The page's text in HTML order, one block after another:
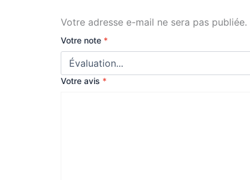
Votre adresse e-mail ne sera pas publiée.
Votre note *
Votre avis *